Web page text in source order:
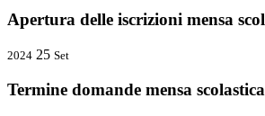
Apertura delle iscrizioni mensa
2024 25 Set
Termine domande mensa scolastica